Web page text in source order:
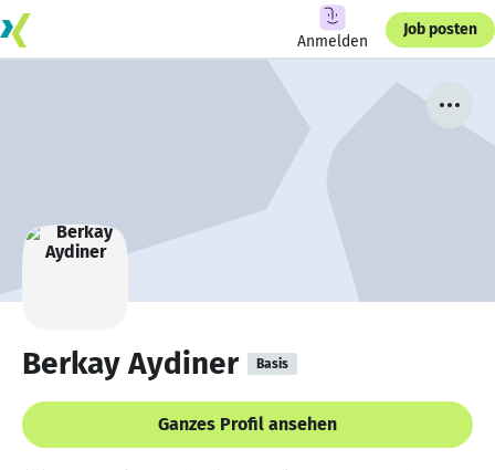
Anmelden
Job posten
Berkay Aydiner Basis
Ganzes Profil ansehen